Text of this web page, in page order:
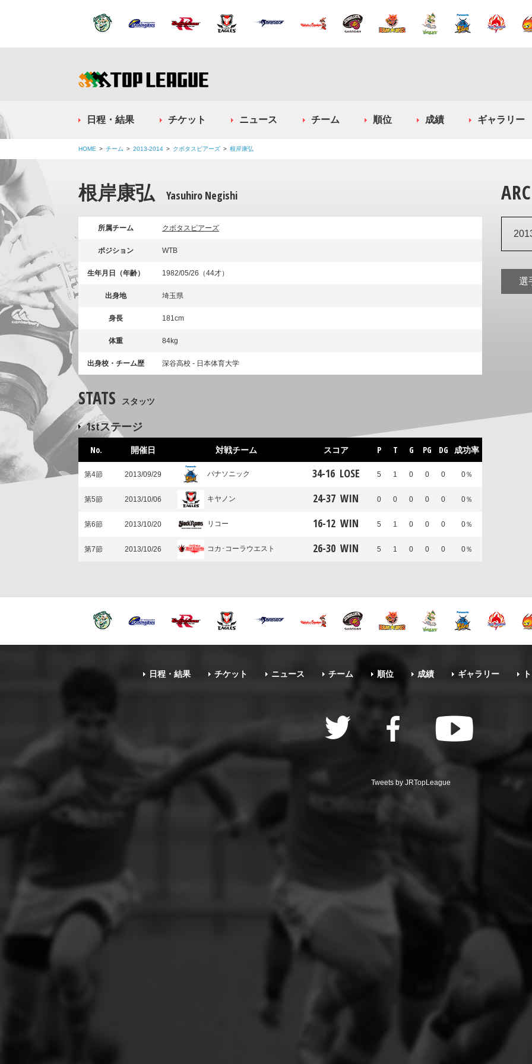
日程・結果 チケット ニュース チーム 順位 成績 ギャラリー
HOME チーム 2013-2014 クボタスピアーズ 根岸康弘
根岸康弘 Yasuhiro Negishi
所属チーム クボタスピアーズ
ポジション WTB
生年月日（年齢） 1982/05/26（44才）
出身地 埼玉県
身長 181cm
体重 84kg
出身校・チーム歴 深谷高校 - 日本体育大学
STATS スタッツ
1stステージ
No. 開催日 対戦チーム スコア P T G PG DG 成功率
第4節 2013/09/29 パナソニック 34-16 LOSE 5 1 0 0 0 0％
第5節 2013/10/06 キヤノン 24-37 WIN 0 0 0 0 0 0％
第6節 2013/10/20 リコー 16-12 WIN 5 1 0 0 0 0％
第7節 2013/10/26 コカ･コーラウエスト 26-30 WIN 5 1 0 0 0 0％
選
日程・結果 チケット ニュース チーム 順位 成績 ギャラリー
Tweets by JRTopLeague